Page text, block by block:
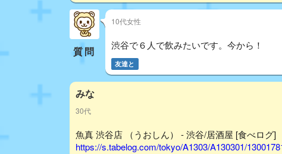
質問
10代女性
渋谷で６人で飲みたいです。今から！
友達と
みな
30代
魚真 渋谷店 （うおしん） - 渋谷/居酒屋 [食べログ]
https://s.tabelog.com/tokyo/A1303/A130301/